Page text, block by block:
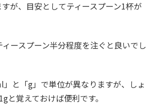
が、目安としてティースプーン1杯が
ースプーン半分程度を注ぐと良いでし
と「g」で単位が異なりますが、しょ
と覚えておけば便利です。